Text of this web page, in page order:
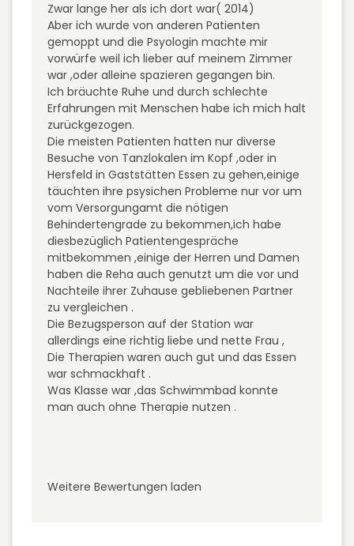
Zwar lange her als ich dort war( 2014)
Aber ich wurde von anderen Patienten
gemoppt und die Psyologin machte mir
vorwürfe weil ich lieber auf meinem Zimmer
war ,oder alleine spazieren gegangen bin.
Ich bräuchte Ruhe und durch schlechte
Erfahrungen mit Menschen habe ich mich halt
zurückgezogen.
Die meisten Patienten hatten nur diverse
Besuche von Tanzlokalen im Kopf ,oder in
Hersfeld in Gaststätten Essen zu gehen,einige
täuchten ihre psysichen Probleme nur vor um
vom Versorgungamt die nötigen
Behindertengrade zu bekommen,ich habe
diesbezüglich Patientengespräche
mitbekommen ,einige der Herren und Damen
haben die Reha auch genutzt um die vor und
Nachteile ihrer Zuhause gebliebenen Partner
zu vergleichen .
Die Bezugsperson auf der Station war
allerdings eine richtig liebe und nette Frau ,
Die Therapien waren auch gut und das Essen
war schmackhaft .
Was Klasse war ,das Schwimmbad konnte
man auch ohne Therapie nutzen .
Weitere Bewertungen laden